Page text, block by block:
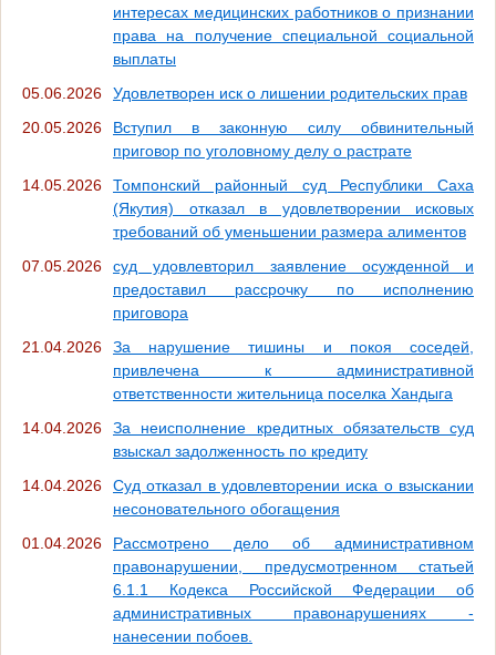
интересах медицинских работников о признании
права на получение специальной социальной
выплаты
05.06.2026
Удовлетворен иск о лишении родительских прав
20.05.2026
Вступил в законную силу обвинительный
приговор по уголовному делу о растрате
14.05.2026
Томпонский районный суд Республики Саха
(Якутия) отказал в удовлетворении исковых
требований об уменьшении размера алиментов
07.05.2026
суд удовлевторил заявление осужденной и
предоставил рассрочку по исполнению
приговора
21.04.2026
За нарушение тишины и покоя соседей,
привлечена к административной
ответственности жительница поселка Хандыга
14.04.2026
За неисполнение кредитных обязательств суд
взыскал задолженность по кредиту
14.04.2026
Суд отказал в удовлевторении иска о взыскании
несоновательного обогащения
01.04.2026
Рассмотрено дело об административном
правонарушении, предусмотренном статьей
6.1.1 Кодекса Российской Федерации об
административных правонарушениях -
нанесении побоев.